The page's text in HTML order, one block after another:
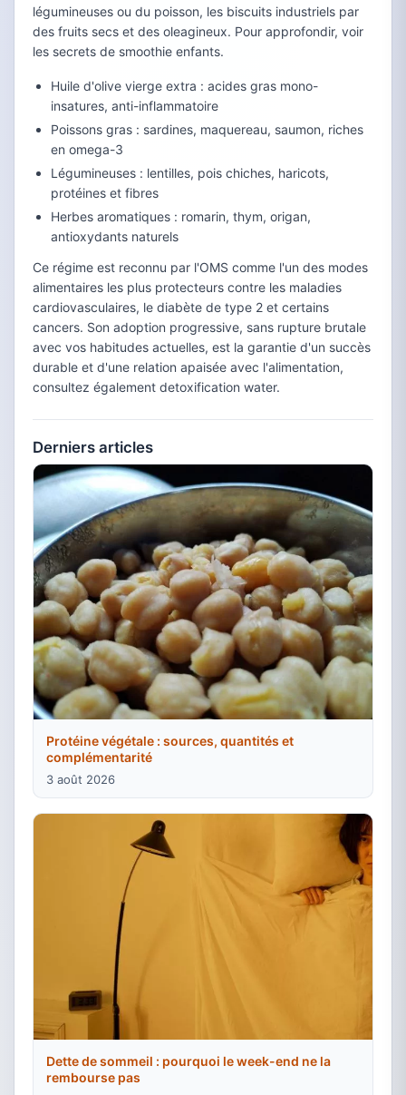
légumineuses ou du poisson, les biscuits industriels par
des fruits secs et des oleagineux. Pour approfondir, voir
les secrets de smoothie enfants.
Huile d'olive vierge extra : acides gras mono-
insatures, anti-inflammatoire
Poissons gras : sardines, maquereau, saumon, riches
en omega-3
Légumineuses : lentilles, pois chiches, haricots,
protéines et fibres
Herbes aromatiques : romarin, thym, origan,
antioxydants naturels
Ce régime est reconnu par l'OMS comme l'un des modes
alimentaires les plus protecteurs contre les maladies
cardiovasculaires, le diabète de type 2 et certains
cancers. Son adoption progressive, sans rupture brutale
avec vos habitudes actuelles, est la garantie d'un succès
durable et d'une relation apaisée avec l'alimentation,
consultez également detoxification water.
Derniers articles
Protéine végétale : sources, quantités et
complémentarité
3 août 2026
Dette de sommeil : pourquoi le week-end ne la
rembourse pas